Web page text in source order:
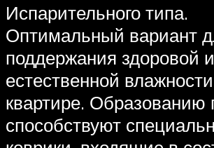
Испарительного типа.
Оптимальный вариант
поддержания здоровой и
естественной
квартире. Образованию
способствуют